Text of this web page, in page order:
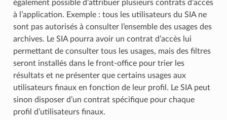
également possible d’attribuer plusieurs contrats d’accès
à l’application. Exemple : tous les utilisateurs du SIA ne
sont pas autorisés à consulter l’ensemble des usages des
archives. Le SIA pourra avoir un contrat d’accès lui
permettant de consulter tous les usages, mais des filtres
seront installés dans le front-office pour trier les
résultats et ne présenter que certains usages aux
utilisateurs finaux en fonction de leur profil. Le SIA peut
sinon disposer d’un contrat spécifique pour chaque
profil d’utilisateurs finaux.